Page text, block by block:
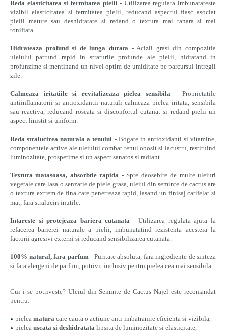
Reda elasticitatea si fermitatea pielii- Utilizarea regulata imbunatateste
vizibil elasticitatea si fermitatea pielii, reducand aspectul flasc asociat
pielii mature sau deshidratate si redand o textura mai tanara si mai
tonifiata.
Hidrateaza profund si de lunga durata - Acizii grasi din compozitia
uleiului patrund rapid in straturile profunde ale pielii, hidratand in
profunzime si mentinand un nivel optim de umiditate pe parcursul intregii
zile.
Calmeaza iritatiile si revitalizeaza pielea sensibila- Proprietatile
antiinflamatorii si antioxidantii naturali calmeaza pielea iritata, sensibila
sau reactiva, reducand roseata si disconfortul cutanat si redand pielii un
aspect linistit si uniform.
Reda stralucirea naturala a tenului - Bogate in antioxidanti si vitamine,
componentele active ale uleiului combat tenul obosit si lacustru, restituind
luminozitate, prospetime si un aspect sanatos si radiant.
Textura matasoasa, absorbtie rapida - Spre deosebire de multe uleiuri
vegetale care lasa o senzatie de piele grasa, uleiul din seminte de cactus are
o textura extrem de fina care penetreaza rapid, lasand un finisaj catifelat si
mat, fara straluciri inutile.
Intareste si protejeaza bariera cutanata - Utilizarea regulata ajuta la
refacerea barierei naturale a pielii, imbunatatind rezistenta acesteia la
factorii agresivi externi si reducand sensibilizarea cutanata.
100% natural, fara parfum- Puritate absoluta, fara ingrediente de sinteza
si fara alergeni de parfum, potrivit inclusiv pentru pielea cea mai sensibila.
Cui i se potriveste? Uleiul din Seminte de Cactus Najel este recomandat
pentru:
pielea matura care cauta o actiune anti-imbatranire eficienta si vizibila,
pielea uscata si deshidratata lipsita de luminozitate si elasticitate,